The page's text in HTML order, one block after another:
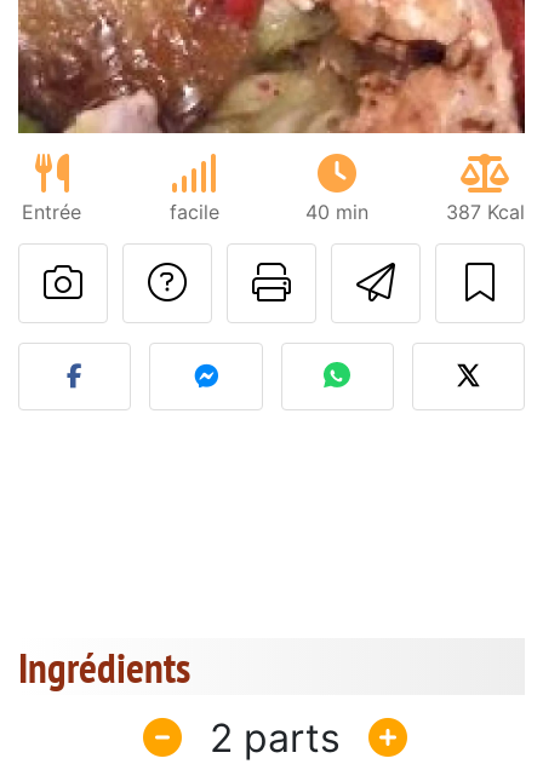
Entrée facile 40 min 387 Kcal
Imprimer
Poser une
Publier votre photo de
Ingrédients
2